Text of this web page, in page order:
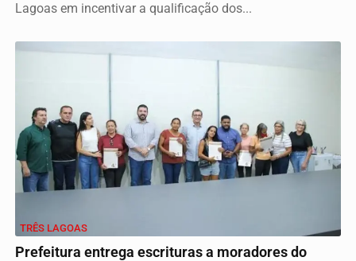
Lagoas em incentivar a qualificação dos...
TRÊS LAGOAS
Prefeitura entrega escrituras a moradores do